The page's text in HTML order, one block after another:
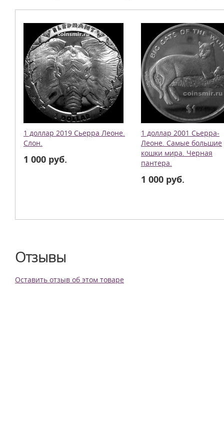
1 доллар 2019 Сьерра Леоне.
Слон.
1 000 руб.
1 доллар 2001 Сьерра-
Леоне. Самые большие
кошки мира. Черная
пантера.
1 000 руб.
Отзывы
Оставить отзыв об этом товаре